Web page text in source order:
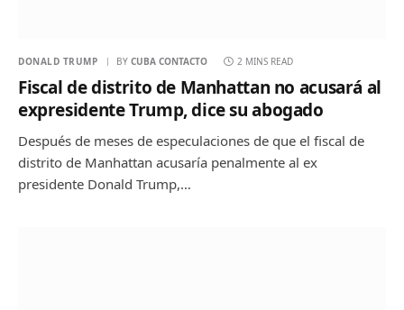
DONALD TRUMP BY CUBA CONTACTO 2 MINS READ
Fiscal de distrito de Manhattan no acusará al
expresidente Trump, dice su abogado
Después de meses de especulaciones de que el fiscal de
distrito de Manhattan acusaría penalmente al ex
presidente Donald Trump,…